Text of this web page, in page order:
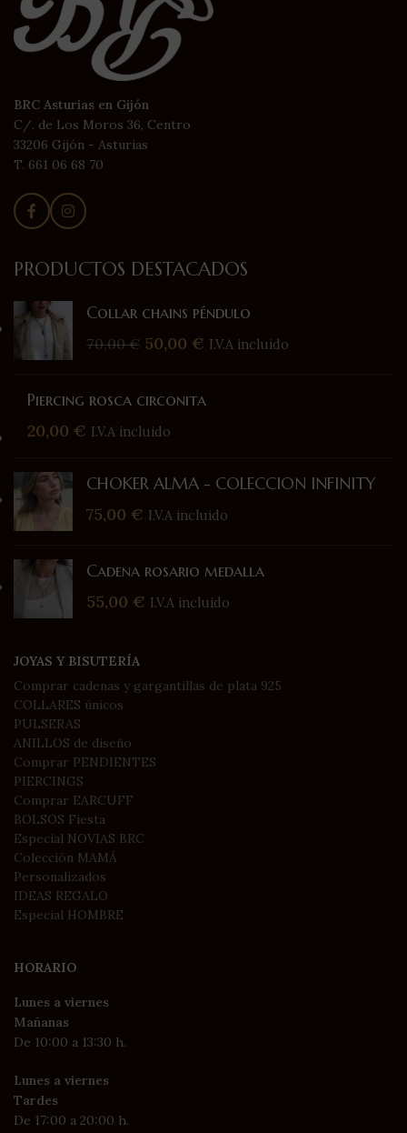
BRC Asturias en Gijón
C/. de Los Moros 36, Centro
33206 Gijón - Asturias
T. 661 06 68 70
PRODUCTOS DESTACADOS
Collar chains péndulo
70,00€ 50,00 € I.V.A incluido
Piercing rosca circonita
20,00 € I.V.A incluido
CHOKER ALMA - COLECCION INFINITY
75,00 € I.V.A incluido
Cadena rosario medalla
55,00 € I.V.A incluido
JOYAS Y BISUTERÍA
Comprar cadenas y gargantillas de plata 925
COLLARES únicos
PULSERAS
ANILLOS de diseño
Comprar PENDIENTES
PIERCINGS
Comprar EARCUFF
BOLSOS Fiesta
Especial NOVIAS BRC
Colección MAMÁ
Personalizados
IDEAS REGALO
Especial HOMBRE
HORARIO
Lunes a viernes
Mañanas
De 10:00 a 13:30 h.
Lunes a viernes
Tardes
De 17:00 a 20:00 h.